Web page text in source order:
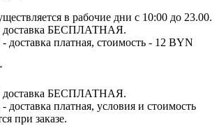
в рабочие дни с 10:00 до 23.00.
доставка БЕСПЛАТНАЯ.
доставка платная, стоимость - 12 BYN
доставка БЕСПЛАТНАЯ.
доставка платная, условия и стоимость
при заказе.